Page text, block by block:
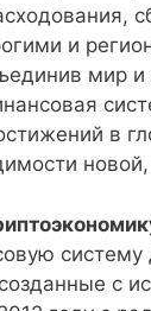
и
мир
в
систему
с